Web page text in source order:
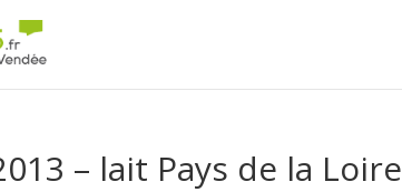
– lait Pays de la Loire